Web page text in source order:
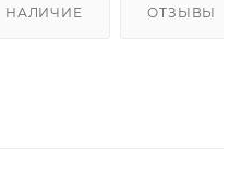
НАЛИЧИЕ ОТЗЫВЫ